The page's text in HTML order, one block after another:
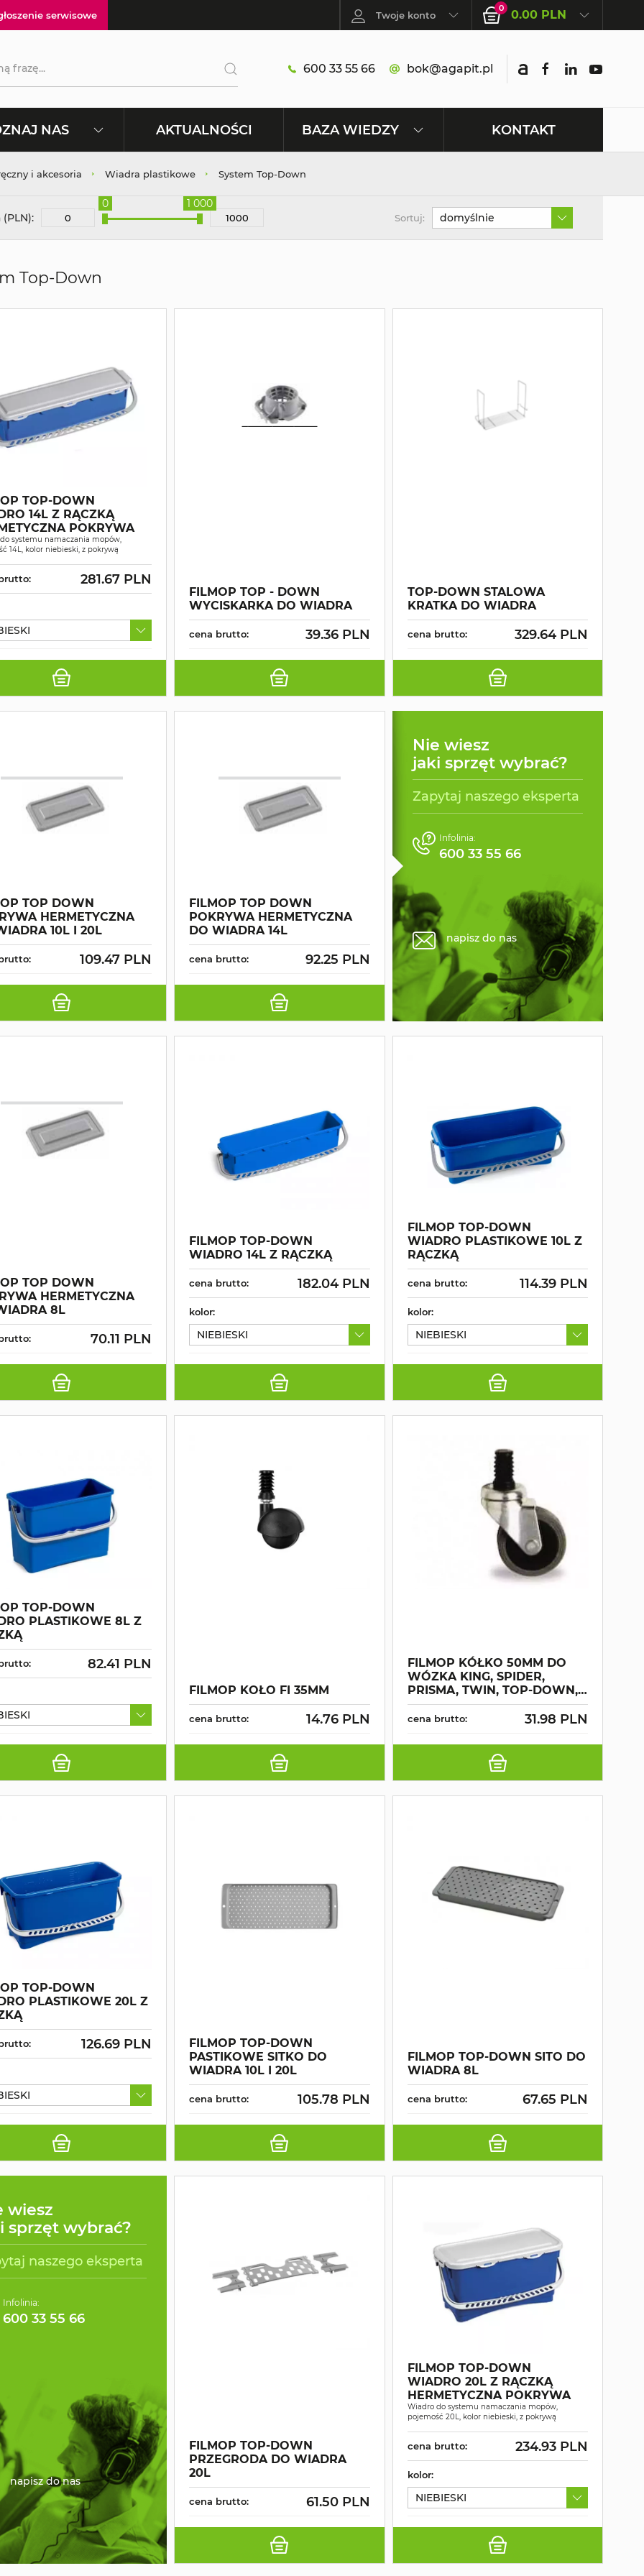
serwisowe Twoje konto
0 0.00 PLN
600 33 55 66 bok@agapit.pl
NAS AKTUALNOŚCI BAZA WIEDZY KONTAKT
i akcesoria Wiadra plastikowe System Top-Down
(PLN):
0 1 000
Sortuj: domyślnie
Top-Down
TOP-DOWN
14L Z RĄCZKĄ
POKRYWA
systemu namaczania mopów,
14L, kolor niebieski, z pokrywą
281.67 PLN
FILMOP TOP - DOWN
WYCISKARKA DO WIADRA
cena brutto: 39.36 PLN
TOP-DOWN STALOWA
KRATKA DO WIADRA
cena brutto: 329.64 PLN
TOP DOWN
HERMETYCZNA
10L I 20L
109.47 PLN
FILMOP TOP DOWN
POKRYWA HERMETYCZNA
DO WIADRA 14L
cena brutto: 92.25 PLN
Nie wiesz
jaki sprzęt wybrać?
Zapytaj naszego eksperta
Infolinia:
600 33 55 66
napisz do nas
TOP DOWN
HERMETYCZNA
8L
70.11 PLN
FILMOP TOP-DOWN
WIADRO 14L Z RĄCZKĄ
cena brutto: 182.04 PLN
kolor:
NIEBIESKI
FILMOP TOP-DOWN
WIADRO PLASTIKOWE 10L Z
RĄCZKĄ
cena brutto: 114.39 PLN
kolor:
NIEBIESKI
TOP-DOWN
PLASTIKOWE 8L Z
82.41 PLN
FILMOP KOŁO FI 35MM
cena brutto: 14.76 PLN
FILMOP KÓŁKO 50MM DO
WÓZKA KING, SPIDER,
PRISMA, TWIN, TOP-DOWN,
PICK-UP
cena brutto: 31.98 PLN
TOP-DOWN
PLASTIKOWE 20L Z
126.69 PLN
FILMOP TOP-DOWN
PASTIKOWE SITKO DO
WIADRA 10L I 20L
cena brutto: 105.78 PLN
FILMOP TOP-DOWN SITO DO
WIADRA 8L
cena brutto: 67.65 PLN
wiesz
sprzęt wybrać?
naszego eksperta
Infolinia:
600 33 55 66
napisz do nas
FILMOP TOP-DOWN
PRZEGRODA DO WIADRA
20L
cena brutto: 61.50 PLN
FILMOP TOP-DOWN
WIADRO 20L Z RĄCZKĄ
HERMETYCZNA POKRYWA
Wiadro do systemu namaczania mopów,
pojemość 20L, kolor niebieski, z pokrywą
cena brutto: 234.93 PLN
kolor:
NIEBIESKI